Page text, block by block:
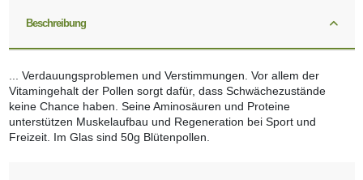
Beschreibung
... Verdauungsproblemen und Verstimmungen. Vor allem der
Vitamingehalt der Pollen sorgt dafür, dass Schwächezustände
keine Chance haben. Seine Aminosäuren und Proteine
unterstützen Muskelaufbau und Regeneration bei Sport und
Freizeit. Im Glas sind 50g Blütenpollen.